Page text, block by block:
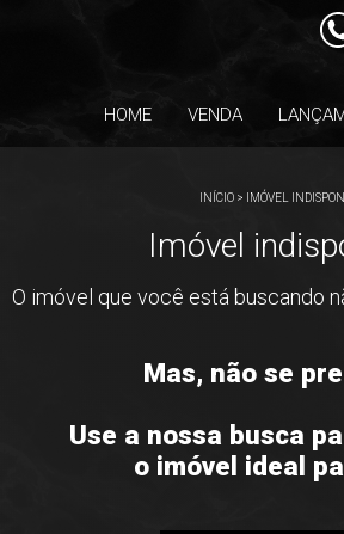
HOME VENDA
INÍCIO> IMÓVEL
Imóvel
O imóvel que você está buscando
Mas, não se
Use a nossa busca
o imóvel ideal